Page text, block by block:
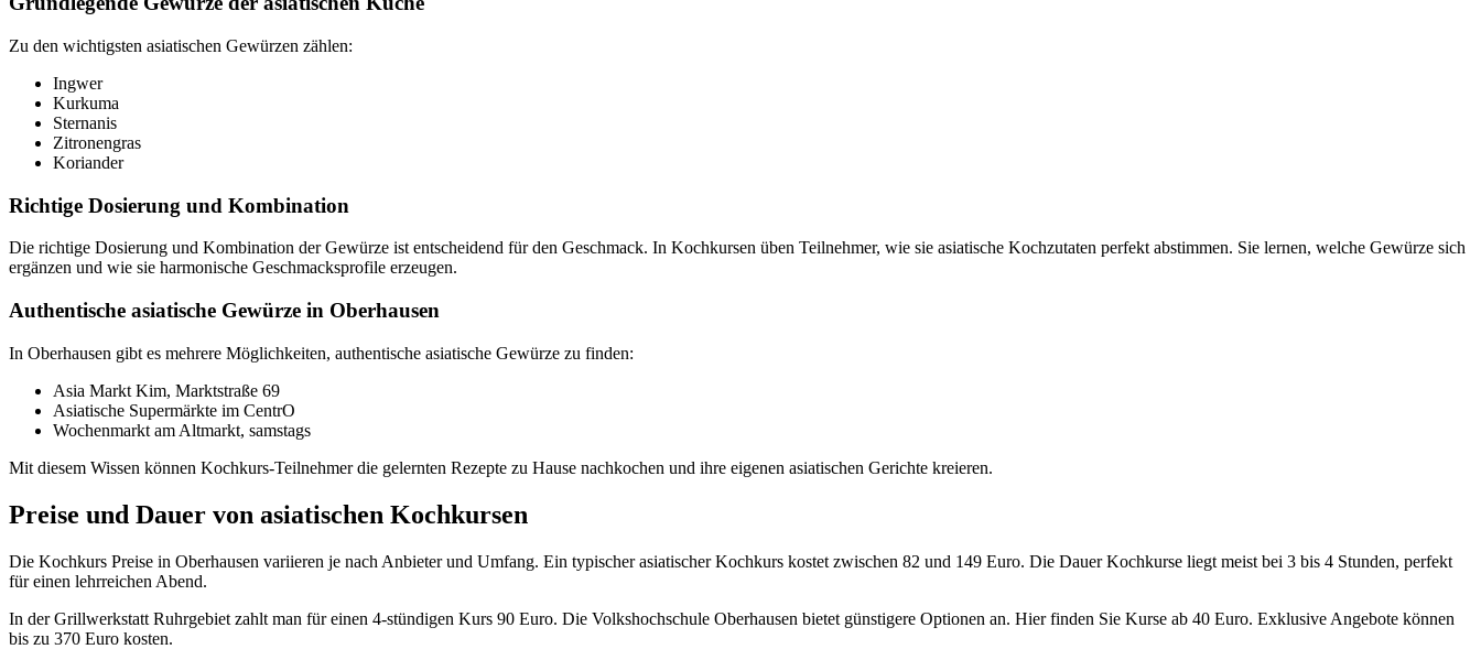
Zu den wichtigsten asiatischen Gewürzen zählen:
Ingwer
Kurkuma
Sternanis
Zitronengras
Koriander
Richtige Dosierung und Kombination
Die richtige Dosierung und Kombination der Gewürze ist entscheidend für den Geschmack. In Kochkursen üben Teilnehmer, wie sie asiatische Kochzutaten perfekt abstimmen. Sie lernen, welche Gewürze sich
ergänzen und wie sie harmonische Geschmacksprofile erzeugen.
Authentische asiatische Gewürze in Oberhausen
In Oberhausen gibt es mehrere Möglichkeiten, authentische asiatische Gewürze zu finden:
Asia Markt Kim, Marktstraße 69
Asiatische Supermärkte im CentrO
Wochenmarkt am Altmarkt, samstags
Mit diesem Wissen können Kochkurs-Teilnehmer die gelernten Rezepte zu Hause nachkochen und ihre eigenen asiatischen Gerichte kreieren.
Preise und Dauer von asiatischen Kochkursen
Die Kochkurs Preise in Oberhausen variieren je nach Anbieter und Umfang. Ein typischer asiatischer Kochkurs kostet zwischen 82 und 149 Euro. Die Dauer Kochkurse liegt meist bei 3 bis 4 Stunden, perfekt
für einen lehrreichen Abend.
In der Grillwerkstatt Ruhrgebiet zahlt man für einen 4-stündigen Kurs 90 Euro. Die Volkshochschule Oberhausen bietet günstigere Optionen an. Hier finden Sie Kurse ab 40 Euro. Exklusive Angebote können
bis zu 370 Euro kosten.